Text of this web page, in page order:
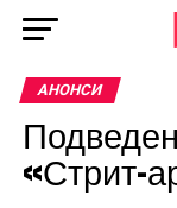
АНОНСИ
«Стрит-